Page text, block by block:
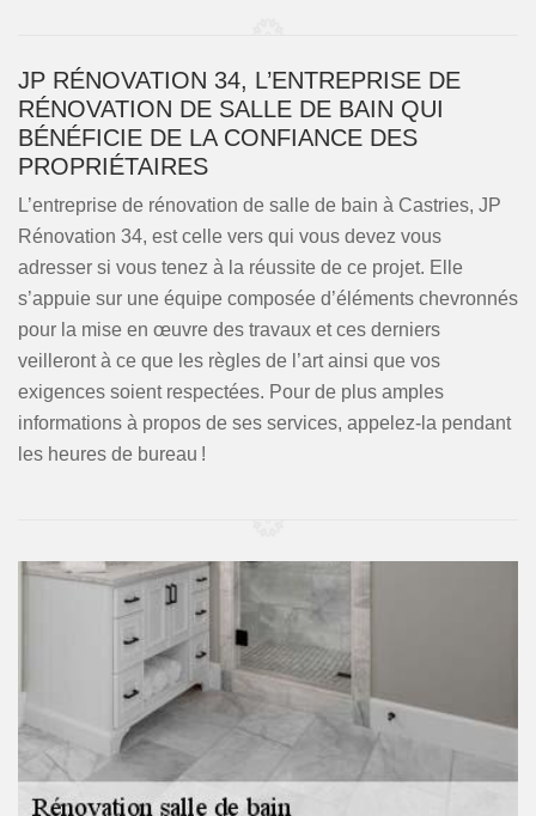
JP RÉNOVATION 34, L’ENTREPRISE DE
RÉNOVATION DE SALLE DE BAIN QUI
BÉNÉFICIE DE LA CONFIANCE DES
PROPRIÉTAIRES
L’entreprise de rénovation de salle de bain à Castries, JP
Rénovation 34, est celle vers qui vous devez vous
adresser si vous tenez à la réussite de ce projet. Elle
s’appuie sur une équipe composée d’éléments chevronnés
pour la mise en œuvre des travaux et ces derniers
veilleront à ce que les règles de l’art ainsi que vos
exigences soient respectées. Pour de plus amples
informations à propos de ses services, appelez-la pendant
les heures de bureau !